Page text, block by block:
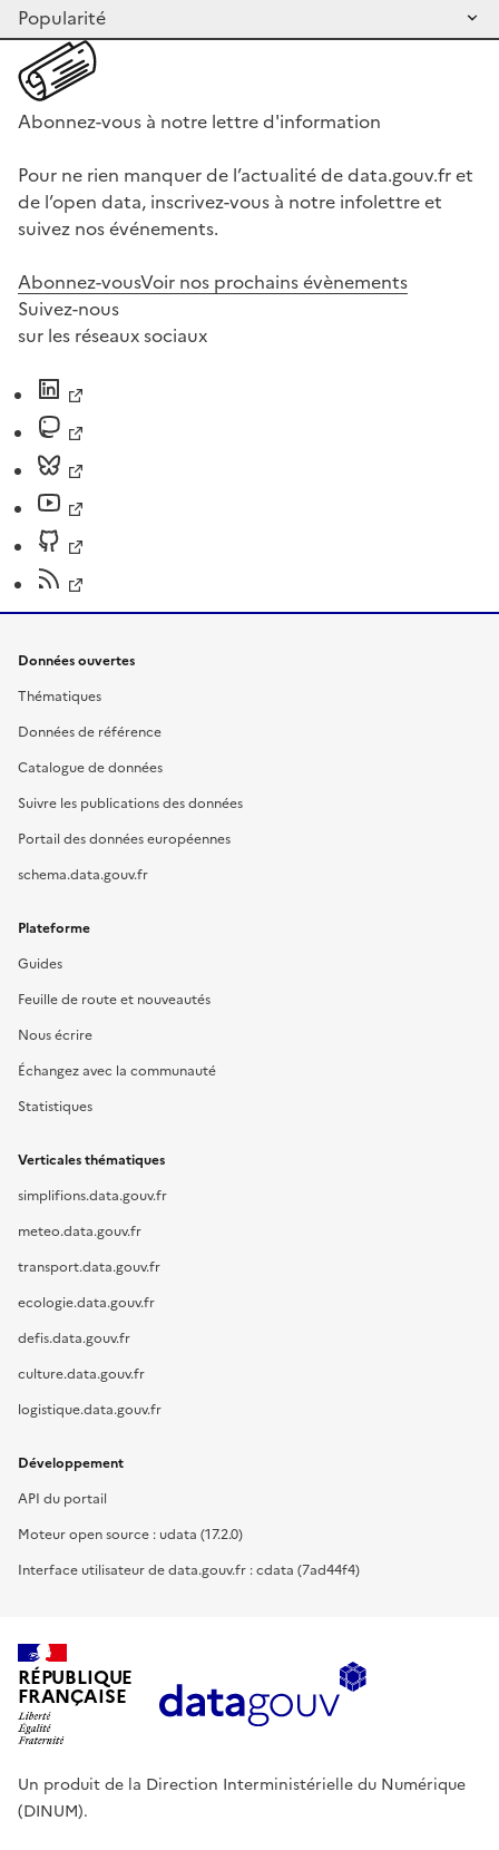
Abonnez-vous à notre lettre d'information
Pour ne rien manquer de l’actualité de data.gouv.fr et
de l’open data, inscrivez-vous à notre infolettre et
suivez nos événements.
Abonnez-vousVoir nos prochains évènements
Suivez-nous
sur les réseaux sociaux
Données ouvertes
Thématiques
Données de référence
Catalogue de données
Suivre les publications des données
Portail des données européennes
schema.data.gouv.fr
Plateforme
Guides
Feuille de route et nouveautés
Nous écrire
Échangez avec la communauté
Statistiques
Verticales thématiques
simplifions.data.gouv.fr
meteo.data.gouv.fr
transport.data.gouv.fr
ecologie.data.gouv.fr
defis.data.gouv.fr
culture.data.gouv.fr
logistique.data.gouv.fr
Développement
API du portail
Moteur open source : udata (17.2.0)
Interface utilisateur de data.gouv.fr : cdata (7ad44f4)
RÉPUBLIQUE
FRANÇAISE
Un produit de la Direction Interministérielle du Numérique
(DINUM).